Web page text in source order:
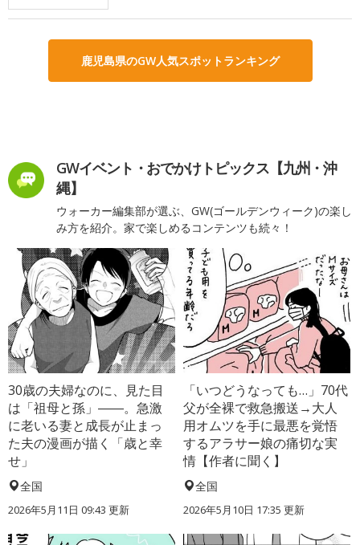
鹿児島県のGW人気スポットランキング
GWイベント・おでかけトピックス【九州・沖
縄】
ウォーカー編集部が選ぶ、GW(ゴールデンウィーク)の楽し
み方を紹介。家で楽しめるコンテンツも続々！
30歳の夫婦なのに、見た目
は「祖母と孫」――。急激
に老いる妻と成長が止まっ
た夫の漫画が描く「歳と幸
せ」
全国
2026年5月11日 09:43 更新
「いつどうなっても…」70代
父が全裸で救急搬送→大人
用オムツを手に最悪を覚悟
するアラサー娘の痛切な実
情【作者に聞く】
全国
2026年5月10日 17:35 更新